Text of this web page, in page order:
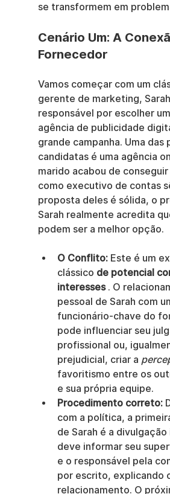
se transformem em
Cenário Um: A
Fornecedor
Vamos começar com um
gerente de marketing,
responsável por escolher
agência de publicidade
grande campanha. Uma das
candidatas é uma agência
marido acabou de
como executivo de contas
proposta deles é sólida, o
Sarah realmente acredita
podem ser a melhor opção.
O Conflito: Este é um
clássico de potencial
interesses . O
pessoal de Sarah com
funcionário-chave do
pode influenciar seu
profissional ou,
prejudicial, criar a
favoritismo entre os
e sua própria equipe.
Procedimento correto:
com a política, a
de Sarah é a divulgação
deve informar seu
e o responsável pela
por escrito, explicando
relacionamento. O